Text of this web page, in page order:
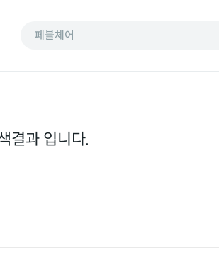
페블체어
결과 입니다.